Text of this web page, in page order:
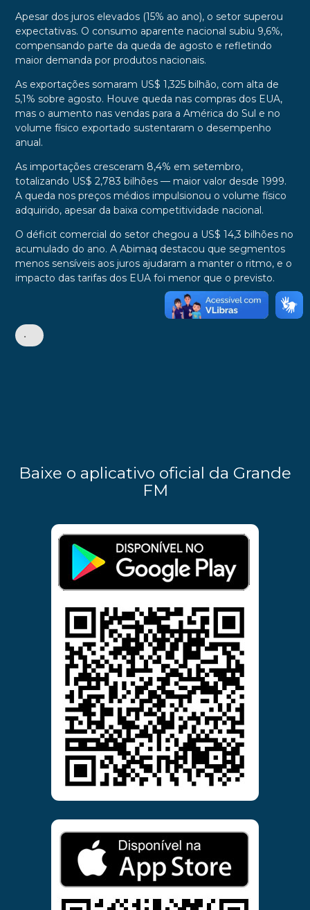
Apesar dos juros elevados (15% ao ano), o setor superou
expectativas. O consumo aparente nacional subiu 9,6%,
compensando parte da queda de agosto e refletindo
maior demanda por produtos nacionais.
As exportações somaram US$ 1,325 bilhão, com alta de
5,1% sobre agosto. Houve queda nas compras dos EUA,
mas o aumento nas vendas para a América do Sul e no
volume físico exportado sustentaram o desempenho
anual.
As importações cresceram 8,4% em setembro,
totalizando US$ 2,783 bilhões — maior valor desde 1999.
A queda nos preços médios impulsionou o volume físico
adquirido, apesar da baixa competitividade nacional.
O déficit comercial do setor chegou a US$ 14,3 bilhões no
acumulado do ano. A Abimaq destacou que segmentos
menos sensíveis aos juros ajudaram a manter o ritmo, e o
impacto das tarifas dos EUA foi menor que o previsto.
•
Baixe o aplicativo oficial da Grande
FM